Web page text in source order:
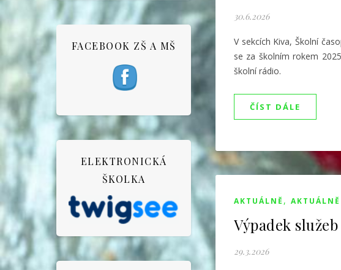
FACEBOOK ZŠ A MŠ
ELEKTRONICKÁ
ŠKOLKA
30.6.2026
V sekcích Kiva, Školní
se za školním rokem
školní rádio.
ČÍST DÁLE
AKTUÁLNĚ ,
Výpadek služeb
29.3.2026